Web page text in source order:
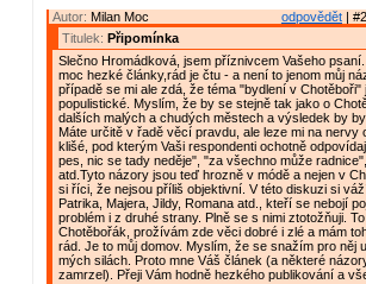
odpovědět |
Autor: Milan Moc
Titulek: Připomínka
Slečno Hromádková, jsem příznivcem Vašeho
moc hezké články,rád je čtu - a není to jenom můj
případě se mi ale zdá, že téma "bydlení v Chotěboři"
populistické. Myslím, že by se stejně tak jako o
dalších malých a chudých městech a výsledek by
Máte určitě v řadě věcí pravdu, ale leze mi na nervy
klišé, pod kterým Vaši respondenti ochotně
pes, nic se tady neděje", "za všechno může
atd.Tyto názory jsou teď hrozně v módě a nejen v
si říci, že nejsou příliš objektivní. V této diskuzi si
Patrika, Majera, Jildy, Romana atd., kteří se nebojí
problém i z druhé strany. Plně se s nimi ztotožňuji.
Chotěbořák, prožívám zde věci dobré i zlé a mám
rád. Je to můj domov. Myslím, že se snažím pro něj
mých silách. Proto mne Váš článek (a některé
zamrzel). Přeji Vám hodně hezkého publikování a